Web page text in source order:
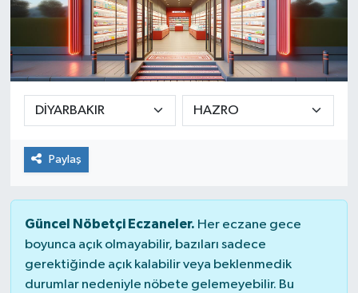
Paylaş
Güncel Nöbetçi Eczaneler. Her eczane gece
boyunca açık olmayabilir, bazıları sadece
gerektiğinde açık kalabilir veya beklenmedik
durumlar nedeniyle nöbete gelemeyebilir. Bu
Tüm Manşetler
Son Dakika Haberleri
Haber Arşivi